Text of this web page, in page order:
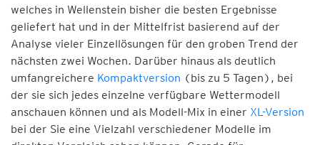
welches in Wellenstein bisher die besten Ergebnisse
geliefert hat und in der Mittelfrist basierend auf der
Analyse vieler Einzellösungen für den groben Trend der
nächsten zwei Wochen. Darüber hinaus als deutlich
umfangreichere Kompaktversion (bis zu 5 Tagen), bei
der sie sich jedes einzelne verfügbare Wettermodell
anschauen können und als Modell-Mix in einer XL-Version
bei der Sie eine Vielzahl verschiedener Modelle im